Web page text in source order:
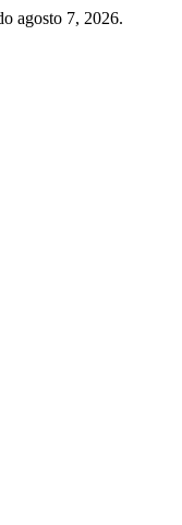
agosto 7, 2026.